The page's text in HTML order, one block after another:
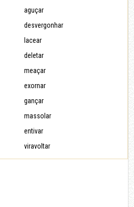
aguçar
desvergonhar
lacear
deletar
meaçar
exornar
gançar
massolar
entivar
viravoltar